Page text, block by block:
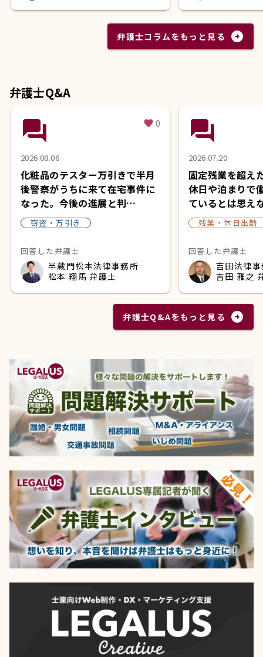
弁護士コラムをもっと見る arrow_circle_right
弁護士Q&A
question_answer favorite 0
2026.08.06
化粧品のテスター万引きで半月
後警察がうちに来て在宅事件に
なった。今後の進展と判…
窃盗・万引き
回答した弁護士
半蔵門松本法律事務所
松本 翔馬 弁護士
question_answer
2026.07.20
固定残業を超え
休日や泊まりで
ているとは思え
残業・休日出勤
回答した弁護士
吉田法律
吉田 雅之
弁護士Q&Aをもっと見る arrow_circle_right